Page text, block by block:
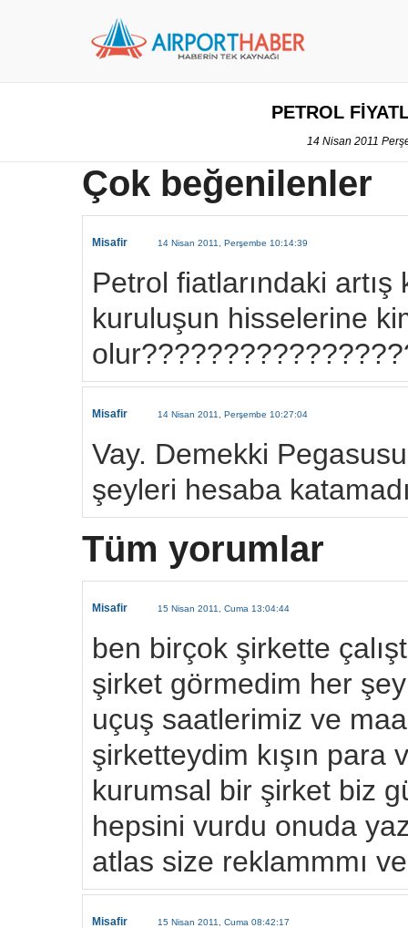
PETROL
14 Nisan 2011
Çok beğenilenler
Misafir 14 Nisan 2011, Perşembe 10:14:39
Petrol fiatlarındaki
kuruluşun hisselerine
Misafir 14 Nisan 2011, Perşembe 10:27:04
Vay. Demekki
şeyleri hesaba
Tüm yorumlar
Misafir 15 Nisan 2011, Cuma 13:04:44
ben birçok şirkette
şirket görmedim her
uçuş saatlerimiz ve
şirketteydim kışın para
kurumsal bir şirket biz
hepsini vurdu onuda
atlas size reklammmı
Misafir 15 Nisan 2011, Cuma 08:42:17